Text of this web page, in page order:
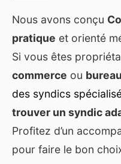
Nous avons conçu
pratique et orienté
Si vous êtes
commerce ou bureau
des syndics
trouver un syndic
Profitez d’un
pour faire le bon